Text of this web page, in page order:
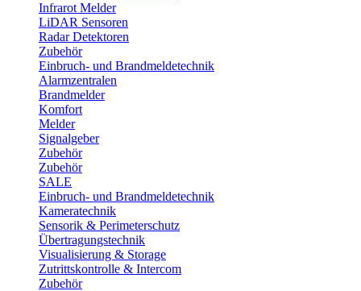
Infrarot Melder
LiDAR Sensoren
Radar Detektoren
Zubehör
Einbruch- und Brandmeldetechnik
Alarmzentralen
Brandmelder
Komfort
Melder
Signalgeber
Zubehör
Zubehör
SALE
Einbruch- und Brandmeldetechnik
Kameratechnik
Sensorik & Perimeterschutz
Übertragungstechnik
Visualisierung & Storage
Zutrittskontrolle & Intercom
Zubehör